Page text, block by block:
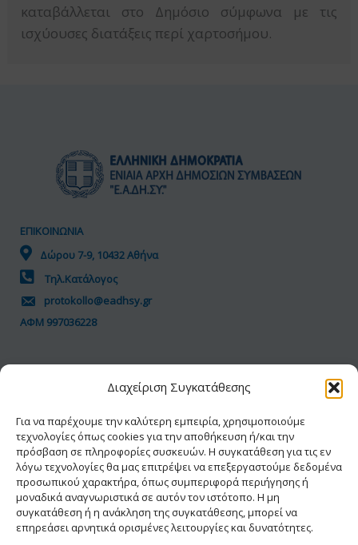
Διαχείριση Συγκατάθεσης
Για να παρέχουμε την καλύτερη εμπειρία, χρησιμοποιούμε
τεχνολογίες όπως cookies για την αποθήκευση ή/και την
πρόσβαση σε πληροφορίες συσκευών. Η συγκατάθεση για τις εν
λόγω τεχνολογίες θα μας επιτρέψει να επεξεργαστούμε δεδομένα
προσωπικού χαρακτήρα, όπως συμπεριφορά περιήγησης ή
μοναδικά αναγνωριστικά σε αυτόν τον ιστότοπο. Η μη
συγκατάθεση ή η ανάκληση της συγκατάθεσης, μπορεί να
επηρεάσει αρνητικά ορισμένες λειτουργίες και δυνατότητες.
καταβάλλεται στο Δημόσιο σύμφωνα με τις
ισχύουσες διατάξεις περί χαρτοσήμου.
ΕΠΙΚΟΙΝΩΝΙΑ
Δώρου 7-9, 10432 Αθήνα
Τηλ.Κατάλογος
protokollo@eadhsy.gr
ΑΦΜ 997036228
Προσωπικά Δεδομένα
Πολιτική Cookies
Δήλωση Προσβασιμότητας